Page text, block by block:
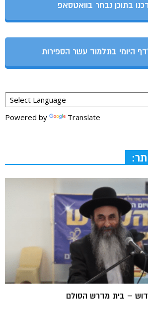
בתוכן נבחר בוואטסאפ
היומי בתלמוד עשר הספירות
Powered by Translate
– בית מדרש הסולם